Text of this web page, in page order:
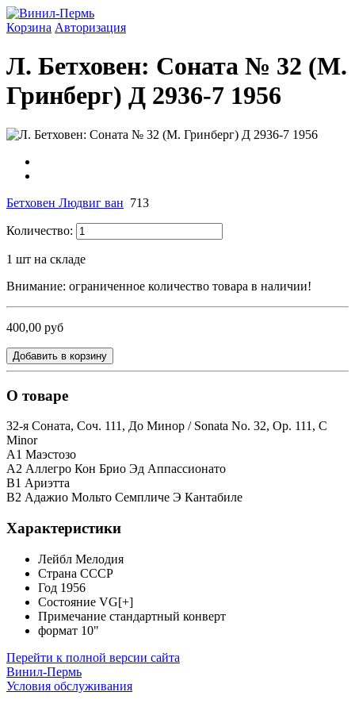
Корзина Авторизация
Л. Бетховен: Соната № 32 (М.
Гринберг) Д 2936-7 1956
Бетховен Людвиг ван 713
Количество:
1 шт на складе
Внимание: ограниченное количество товара в наличии!
400,00 руб
Добавить в корзину
О товаре
32-я Соната, Соч. 111, До Минор / Sonata No. 32, Op. 111, C
Minor
А1 Маэстозо
А2 Аллегро Кон Брио Эд Аппассионато
B1 Ариэтта
B2 Адажио Мольто Семпличе Э Кантабиле
Характеристики
Лейбл Мелодия
Страна СССР
Год 1956
Состояние VG[+]
Примечание стандартный конверт
формат 10"
Перейти к полной версии сайта
Винил-Пермь
Условия обслуживания